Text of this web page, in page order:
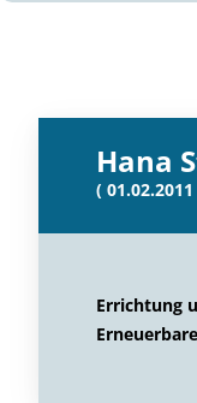
Hana
(
Errichtung